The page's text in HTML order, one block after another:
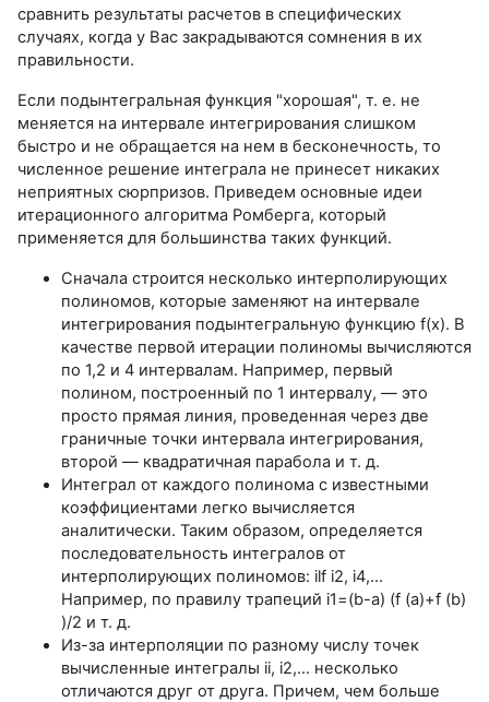
сравнить результаты расчетов в специфических
случаях, когда у Вас закрадываются сомнения в их
правильности.
Если подынтегральная функция "хорошая", т. е. не
меняется на интервале интегрирования слишком
быстро и не обращается на нем в бесконечность, то
численное решение интеграла не принесет никаких
неприятных сюрпризов. Приведем основные идеи
итерационного алгоритма Ромберга, который
применяется для большинства таких функций.
Сначала строится несколько интерполирующих
полиномов, которые заменяют на интервале
интегрирования подынтегральную функцию f(x). В
качестве первой итерации полиномы вычисляются
по 1,2 и 4 интервалам. Например, первый
полином, построенный по 1 интервалу, — это
просто прямая линия, проведенная через две
граничные точки интервала интегрирования,
второй — квадратичная парабола и т. д.
Интеграл от каждого полинома с известными
коэффициентами легко вычисляется
аналитически. Таким образом, определяется
последовательность интегралов от
интерполирующих полиномов: ilf i2, i4,...
Например, по правилу трапеций i1=(b-a) (f (a)+f (b)
)/2 и т. д.
Из-за интерполяции по разному числу точек
вычисленные интегралы ii, i2,... несколько
отличаются друг от друга. Причем, чем больше